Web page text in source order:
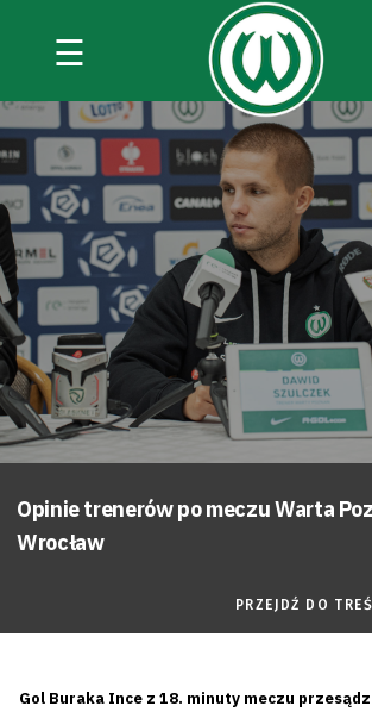
☰
Opinie trenerów po meczu Warta
Wrocław
PRZEJDŹ DO
Gol Buraka Ince z 18. minuty meczu